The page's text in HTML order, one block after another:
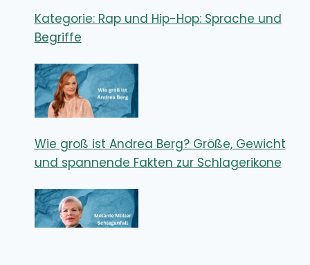
Kategorie: Rap und Hip-Hop: Sprache und
Begriffe
Wie groß ist Andrea Berg? Größe, Gewicht
und spannende Fakten zur Schlagerikone